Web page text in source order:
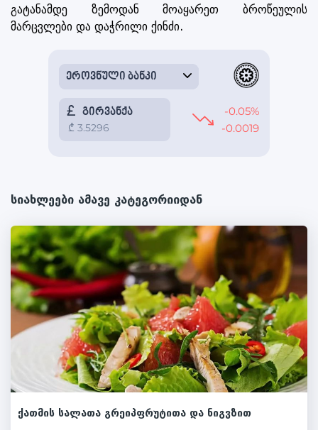
გატანამდე ზემოდან მოაყარეთ ბროწეულის
მარცვლები და დაჭრილი ქინძი.
სიახლეები ამავე კატეგორიიდან
ქათმის სალათა გრეიპფრუტითა და ნიგვზით